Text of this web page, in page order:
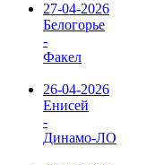
27-04-2026
Белогорье
-
Факел
26-04-2026
Енисей
-
Динамо-ЛО